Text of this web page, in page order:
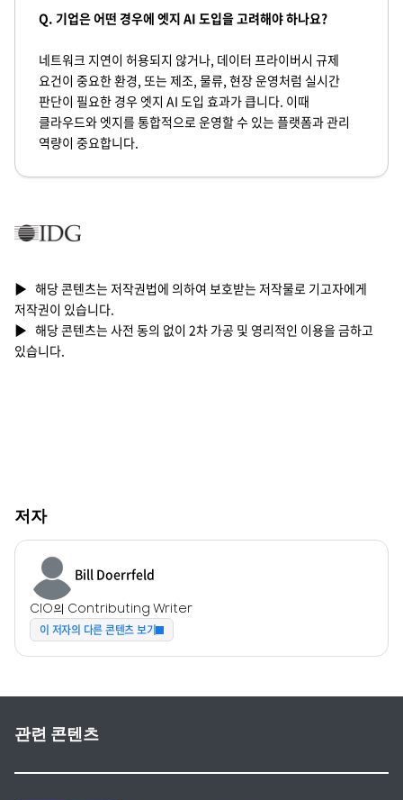
Q. 기업은 어떤 경우에 엣지 AI 도입을 고려해야 하나요?
네트워크 지연이 허용되지 않거나, 데이터 프라이버시 규제
요건이 중요한 환경, 또는 제조, 물류, 현장 운영처럼 실시간
판단이 필요한 경우 엣지 AI 도입 효과가 큽니다. 이때
클라우드와 엣지를 통합적으로 운영할 수 있는 플랫폼과 관리
역량이 중요합니다.
▶ 해당 콘텐츠는 저작권법에 의하여 보호받는 저작물로 기고자에게
저작권이 있습니다.
▶ 해당 콘텐츠는 사전 동의 없이 2차 가공 및 영리적인 이용을 금하고
있습니다.
저자
Bill Doerrfeld
CIO의 Contributing Writer
이 저자의 다른 콘텐츠 보기
관련 콘텐츠